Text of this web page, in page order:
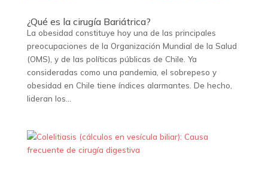
¿Qué es la cirugía Bariátrica?
La obesidad constituye hoy una de las principales
preocupaciones de la Organización Mundial de la Salud
(OMS), y de las políticas públicas de Chile. Ya
consideradas como una pandemia, el sobrepeso y
obesidad en Chile tiene índices alarmantes. De hecho,
lideran los...